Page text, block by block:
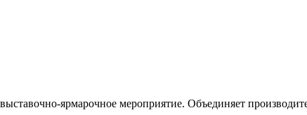
ярмарочное мероприятие. Объединяет